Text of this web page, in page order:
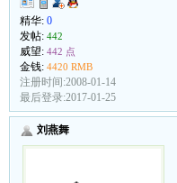
精华: 0
发帖: 442
威望: 442 点
金钱: 4420 RMB
注册时间:2008-01-14
最后登录:2017-01-25
刘燕舞